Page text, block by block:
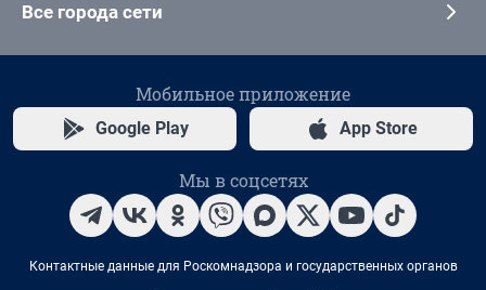
Все города сети
Мобильное приложение
Google Play App Store
Мы в соцсетях
Контактные данные для Роскомнадзора и государственных органов